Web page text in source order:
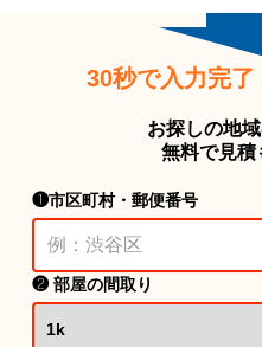
30秒で入力完
お探しの地
無料で見積
❶市区町村・郵便番号
❷ 部屋の間取り